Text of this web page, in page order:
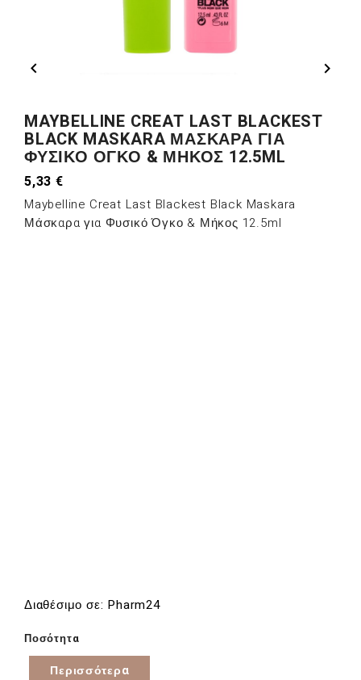
 
MAYBELLINE CREAT LAST BLACKEST
BLACK MASKARA ΜΆΣΚΑΡΑ ΓΙΑ
ΦΥΣΙΚΌ ΌΓΚΟ & ΜΉΚΟΣ 12.5ML
5,33 €
Maybelline Creat Last Blackest Black Maskara
Μάσκαρα για Φυσικό Όγκο & Μήκος 12.5ml
Διαθέσιμο σε: Pharm24
Ποσότητα
Περισσότερα